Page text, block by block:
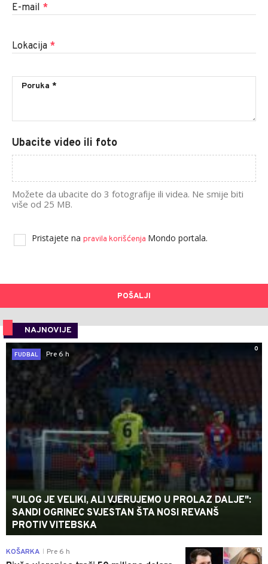
E-mail *
Lokacija *
Ubacite video ili foto
Možete da ubacite do 3 fotografije ili videa. Ne smije biti
više od 25 MB.
Pristajete na pravila korišćenja Mondo portala.
POŠALJI
NAJNOVIJE
0
FUDBAL
Pre 6 h
"ULOG JE VELIKI, ALI VJERUJEMO U PROLAZ DALJE":
SANDI OGRINEC SVJESTAN ŠTA NOSI REVANŠ
PROTIV VITEBSKA
0
KOŠARKA Pre 6 h